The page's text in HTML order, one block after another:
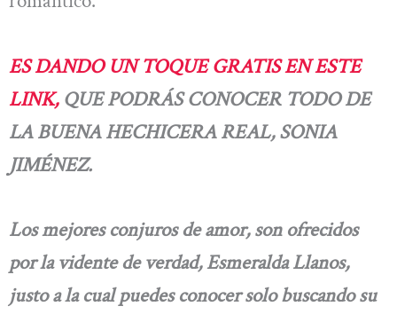
ES DANDO UN TOQUE GRATIS EN ESTE
LINK,QUE PODRÁS CONOCER TODO DE
LA BUENA HECHICERA REAL, SONIA
JIMÉNEZ.
Los mejores conjuros de amor, son ofrecidos
por la vidente de verdad, Esmeralda Llanos,
justo a la cual puedes conocer solo buscando su